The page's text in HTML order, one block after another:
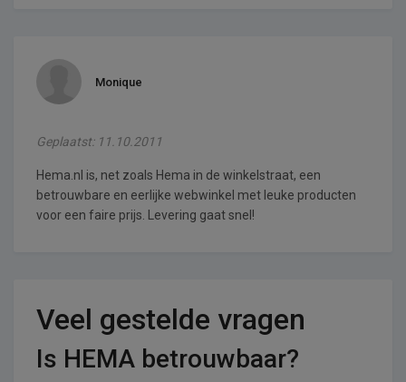
Monique
Geplaatst: 11.10.2011
Hema.nl is, net zoals Hema in de winkelstraat, een
betrouwbare en eerlijke webwinkel met leuke producten
voor een faire prijs. Levering gaat snel!
Veel gestelde vragen
Is HEMA betrouwbaar?